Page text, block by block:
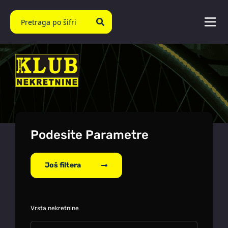
Podesite Parametre
Još filtera
Vrsta nekretnine